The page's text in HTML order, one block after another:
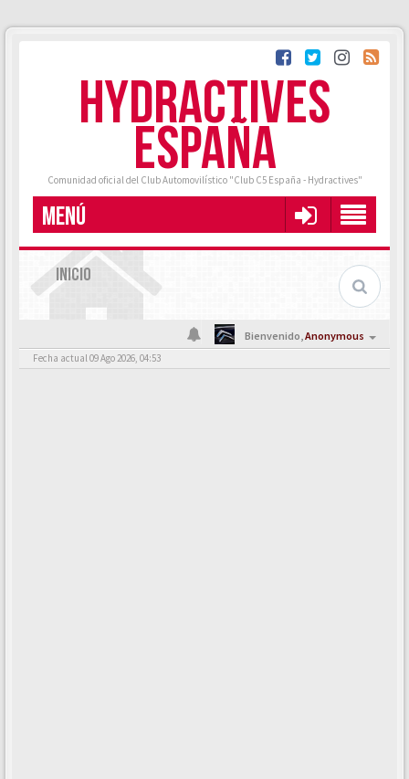
HYDRACTIVES
ESPAÑA
Comunidad oficial del Club Automovilístico "Club C5 España - Hydractives"
MENÚ
INICIO
Bienvenido,Anonymous
Fecha actual 09 Ago 2026, 04:53